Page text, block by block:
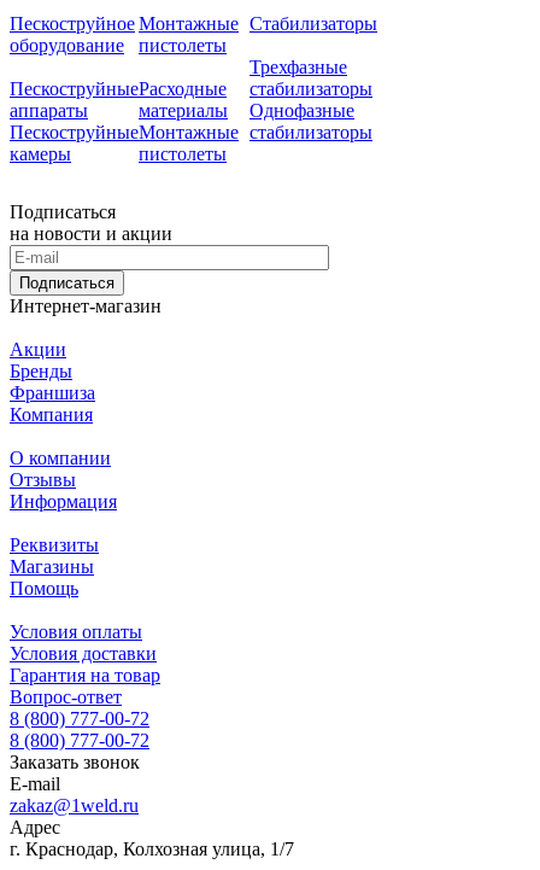
Пескоструйное
оборудование
Пескоструйные
аппараты
Пескоструйные
камеры
Монтажные
пистолеты
Расходные
материалы
Монтажные
пистолеты
Стабилизаторы
Трехфазные
стабилизаторы
Однофазные
стабилизаторы
Подписаться
на новости и акции
Подписаться
Интернет-магазин
Акции
Бренды
Франшиза
Компания
О компании
Отзывы
Информация
Реквизиты
Магазины
Помощь
Условия оплаты
Условия доставки
Гарантия на товар
Вопрос-ответ
8 (800) 777-00-72
8 (800) 777-00-72
Заказать звонок
E-mail
zakaz@1weld.ru
Адрес
г. Краснодар, Колхозная улица, 1/7